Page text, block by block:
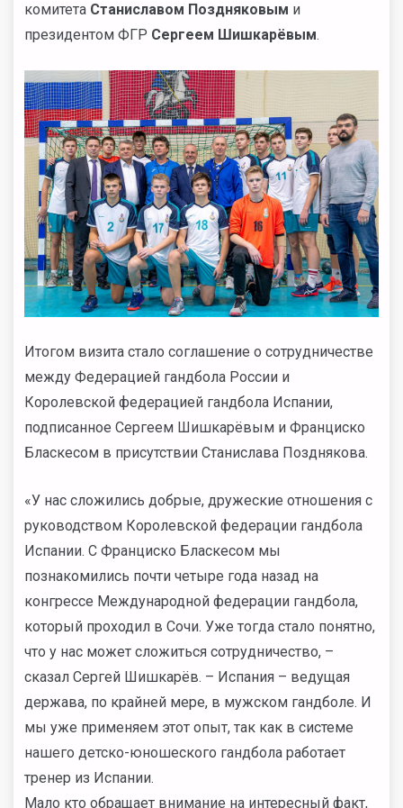
комитета Станиславом Поздняковым и
президентом ФГР Сергеем Шишкарёвым.
Итогом визита стало соглашение о сотрудничестве
между Федерацией гандбола России и
Королевской федерацией гандбола Испании,
подписанное Сергеем Шишкарёвым и Франциско
Бласкесом в присутствии Станислава Позднякова.
«У нас сложились добрые, дружеские отношения с
руководством Королевской федерации гандбола
Испании. С Франциско Бласкесом мы
познакомились почти четыре года назад на
конгрессе Международной федерации гандбола,
который проходил в Сочи. Уже тогда стало понятно,
что у нас может сложиться сотрудничество, –
сказал Сергей Шишкарёв. – Испания – ведущая
держава, по крайней мере, в мужском гандболе. И
мы уже применяем этот опыт, так как в системе
нашего детско-юношеского гандбола работает
тренер из Испании.
Мало кто обращает внимание на интересный факт,